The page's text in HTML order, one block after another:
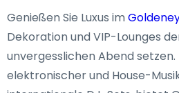
Genießen Sie Luxus im
Dekoration und VIP-Lounges
unvergesslichen Abend setzen.
elektronischer und House-